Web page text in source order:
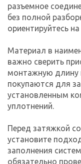
разъемное
без полной
ориентируйтесь
Материал в
важно сверить
монтажную длину
покупаются для
установленным
уплотнений.
Перед затяжкой
установите
заполнения
обязательно